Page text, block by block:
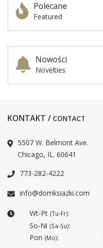
Polecane
Featured
Nowości
Novelties
KONTAKT / CONTACT
5507 W. Belmont Ave.
Chicago, IL. 60641
773-282-4222
info@domksiazki.com
Wt-Pt (Tu-Fr):
So-Ni (Sa-Su):
Pon (Mo):